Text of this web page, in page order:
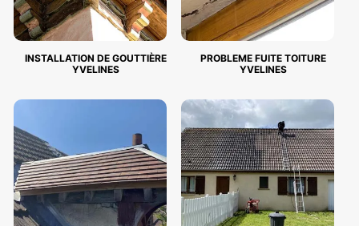
INSTALLATION DE GOUTTIÈRE
YVELINES
PROBLEME FUITE TOITURE
YVELINES